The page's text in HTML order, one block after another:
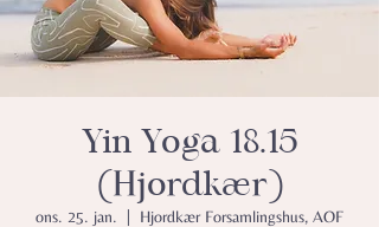
Yin Yoga 18.15
(Hjordkær)
ons. 25. jan.
Hjordkær Forsamlingshus, AOF